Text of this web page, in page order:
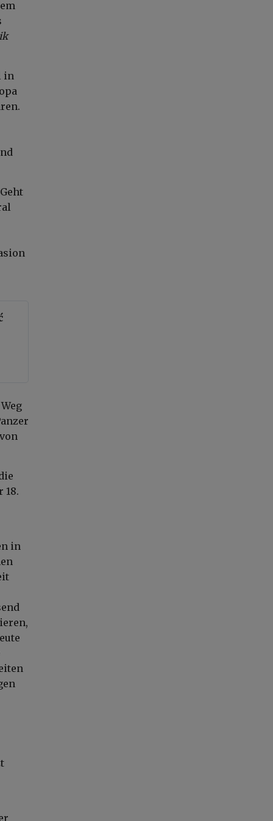
in
18.
in